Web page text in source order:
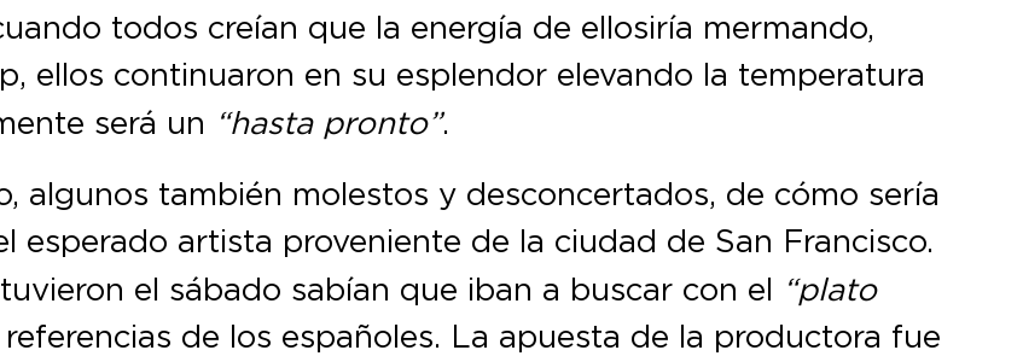
todos creían que la energía de ellos iría mermando,
ellos continuaron en su esplendor elevando la temperatura
será un “hasta pronto”.
algunos también molestos y desconcertados, de cómo sería
esperado artista proveniente de la ciudad de San Francisco.
el sábado sabían que iban a buscar con el “plato
de los españoles. La apuesta de la productora fue